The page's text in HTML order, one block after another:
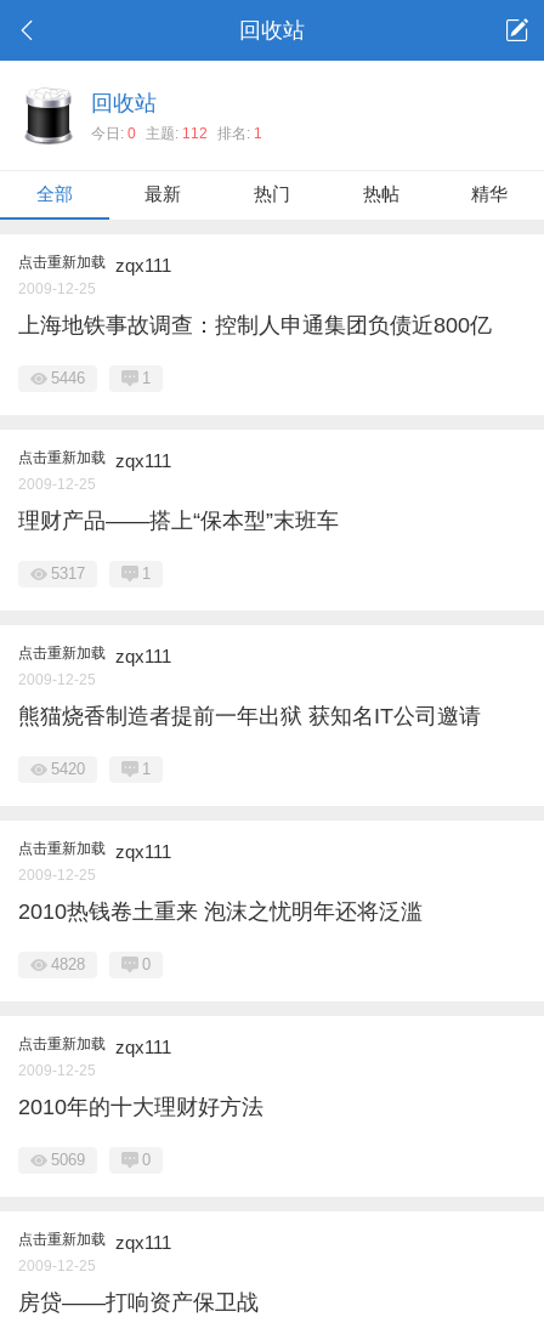
回收站
回收站
今日: 0 主题: 112 排名: 1
全部 最新 热门 热帖 精华
点击重新加载 zqx111
2009-12-25
上海地铁事故调查：控制人申通集团负债近800亿
5446 1
点击重新加载 zqx111
2009-12-25
理财产品——搭上“保本型”末班车
5317 1
点击重新加载 zqx111
2009-12-25
熊猫烧香制造者提前一年出狱 获知名IT公司邀请
5420 1
点击重新加载 zqx111
2009-12-25
2010热钱卷土重来 泡沫之忧明年还将泛滥
4828 0
点击重新加载 zqx111
2009-12-25
2010年的十大理财好方法
5069 0
点击重新加载 zqx111
2009-12-25
房贷——打响资产保卫战